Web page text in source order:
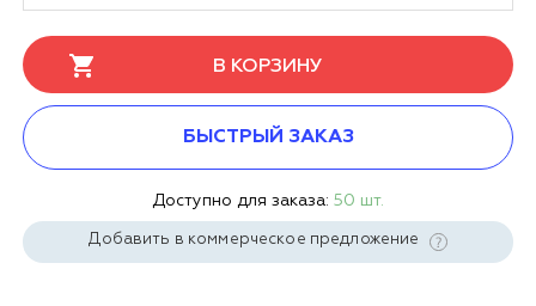
В КОРЗИНУ
БЫСТРЫЙ ЗАКАЗ
Доступно для заказа: 50 шт.
Добавить в коммерческое предложение